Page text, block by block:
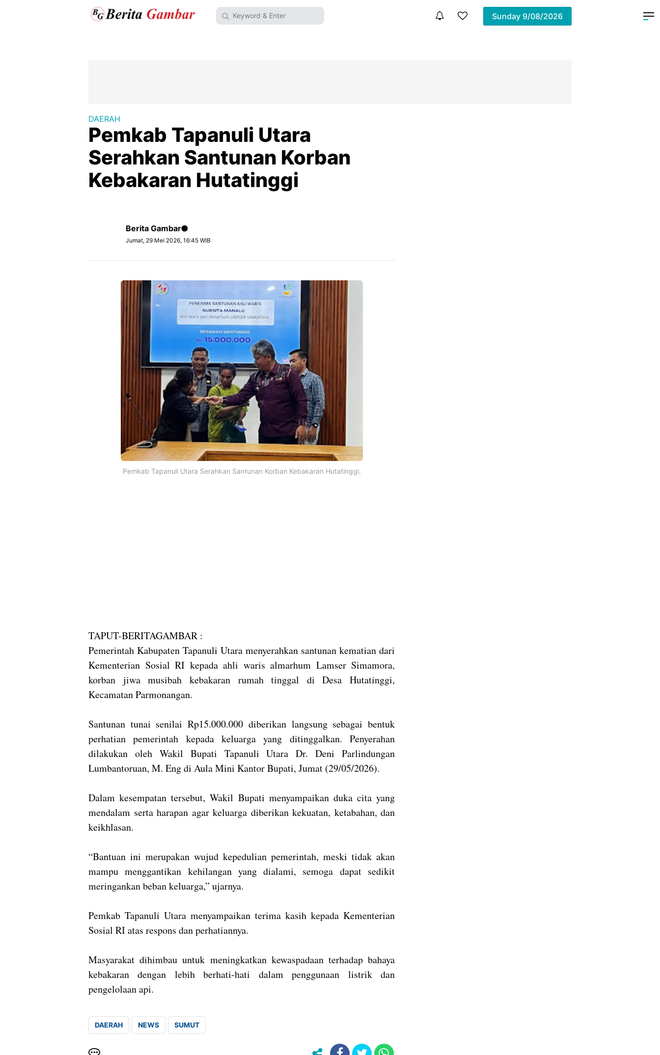
Sunday 9/08/2026
DAERAH
Pemkab Tapanuli Utara
Serahkan Santunan Korban
Kebakaran Hutatinggi
Berita Gambar
Jumat, 29 Mei 2026, 16:45 WIB
Pemkab Tapanuli Utara Serahkan Santunan Korban Kebakaran Hutatinggi.
‎TAPUT-BERITAGAMBAR :
‎Pemerintah Kabupaten Tapanuli Utara menyerahkan santunan kematian dari
Kementerian Sosial RI kepada ahli waris almarhum Lamser Simamora,
korban jiwa musibah kebakaran rumah tinggal di Desa Hutatinggi,
Kecamatan Parmonangan.
‎Santunan tunai senilai Rp15.000.000 diberikan langsung sebagai bentuk
perhatian pemerintah kepada keluarga yang ditinggalkan. Penyerahan
dilakukan oleh Wakil Bupati Tapanuli Utara Dr. Deni Parlindungan
Lumbantoruan, M. Eng di Aula Mini Kantor Bupati, Jumat (29/05/2026).
‎Dalam kesempatan tersebut, Wakil Bupati menyampaikan duka cita yang
mendalam serta harapan agar keluarga diberikan kekuatan, ketabahan, dan
keikhlasan.
‎“Bantuan ini merupakan wujud kepedulian pemerintah, meski tidak akan
mampu menggantikan kehilangan yang dialami, semoga dapat sedikit
meringankan beban keluarga,” ujarnya.
‎Pemkab Tapanuli Utara menyampaikan terima kasih kepada Kementerian
Sosial RI atas respons dan perhatiannya.
‎Masyarakat dihimbau untuk meningkatkan kewaspadaan terhadap bahaya
kebakaran dengan lebih berhati-hati dalam penggunaan listrik dan
pengelolaan api.
DAERAH NEWS SUMUT